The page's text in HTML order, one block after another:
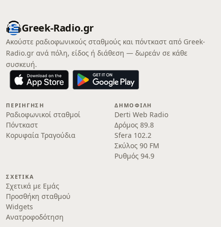
Greek-Radio.gr
Ακούστε ραδιοφωνικούς σταθμούς και πόντκαστ από Greek-
Radio.gr ανά πόλη, είδος ή διάθεση — δωρεάν σε κάθε
συσκευή.
ΠΕΡΙΉΓΗΣΗ
Ραδιοφωνικοί σταθμοί
Πόντκαστ
Κορυφαία Τραγούδια
ΔΗΜΟΦΙΛΉ
Derti Web Radio
Δρόμος 89.8
Sfera 102.2
Σκύλος 90 FM
Ρυθμός 94.9
ΣΧΕΤΙΚΆ
Σχετικά με Εμάς
Προσθήκη σταθμού
Widgets
Ανατροφοδότηση